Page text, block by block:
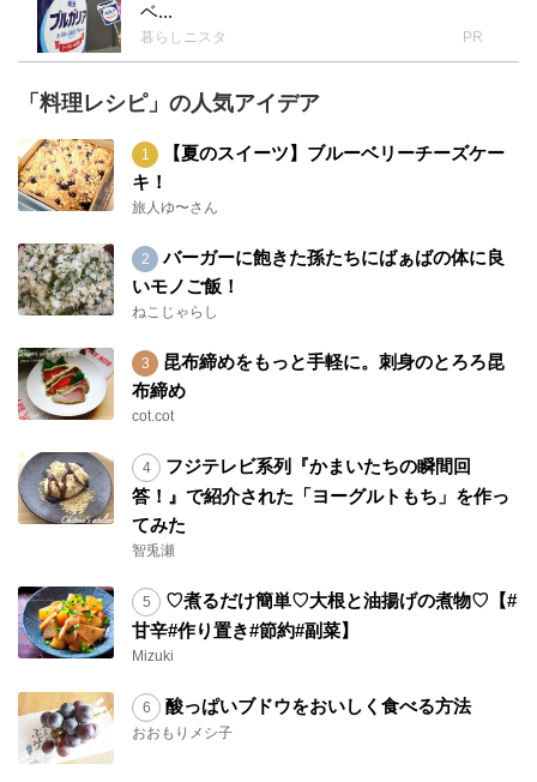
ベ...
暮らしニスタ PR
「料理レシピ」の人気アイデア
【夏のスイーツ】ブルーベリーチーズケー
キ！
旅人ゆ〜さん
バーガーに飽きた孫たちにばぁばの体に良
いモノご飯！
ねこじゃらし
昆布締めをもっと手軽に。刺身のとろろ昆
布締め
cot.cot
フジテレビ系列『かまいたちの瞬間回
答！』で紹介された「ヨーグルトもち」を作っ
てみた
智兎瀬
♡煮るだけ簡単♡大根と油揚げの煮物♡【#
甘辛#作り置き#節約#副菜】
Mizuki
酸っぱいブドウをおいしく食べる方法
おおもりメシ子